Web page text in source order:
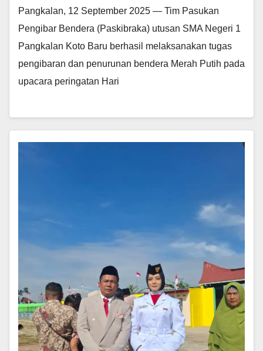
Pangkalan, 12 September 2025 — Tim Pasukan
Pengibar Bendera (Paskibraka) utusan SMA Negeri 1
Pangkalan Koto Baru berhasil melaksanakan tugas
pengibaran dan penurunan bendera Merah Putih pada
upacara peringatan Hari